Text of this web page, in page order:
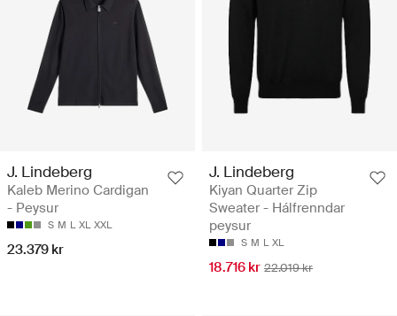
J. Lindeberg
Kaleb Merino Cardigan
- Peysur
S M L XL XXL
23.379 kr
J. Lindeberg
Kiyan Quarter Zip
Sweater - Hálfrenndar
peysur
S M L XL
18.716 kr 22.019 kr